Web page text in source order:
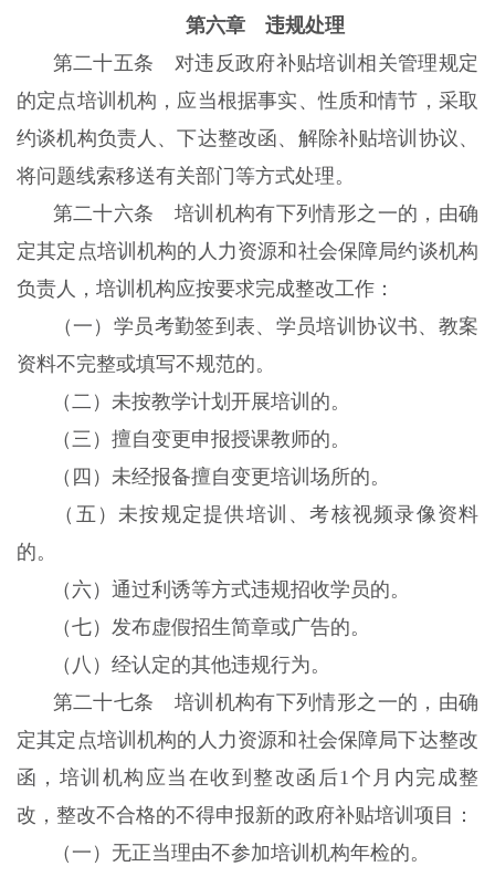
第六章 违规处理
第二十五条 对违反政府补贴培训相关管理规定
的定点培训机构，应当根据事实、性质和情节，采取
约谈机构负责人、下达整改函、解除补贴培训协议、
将问题线索移送有关部门等方式处理。
第二十六条 培训机构有下列情形之一的，由确
定其定点培训机构的人力资源和社会保障局约谈机构
负责人，培训机构应按要求完成整改工作：
（一）学员考勤签到表、学员培训协议书、教案
资料不完整或填写不规范的。
（二）未按教学计划开展培训的。
（三）擅自变更申报授课教师的。
（四）未经报备擅自变更培训场所的。
（五）未按规定提供培训、考核视频录像资料
的。
（六）通过利诱等方式违规招收学员的。
（七）发布虚假招生简章或广告的。
（八）经认定的其他违规行为。
第二十七条 培训机构有下列情形之一的，由确
定其定点培训机构的人力资源和社会保障局下达整改
函，培训机构应当在收到整改函后1个月内完成整
改，整改不合格的不得申报新的政府补贴培训项目：
（一）无正当理由不参加培训机构年检的。